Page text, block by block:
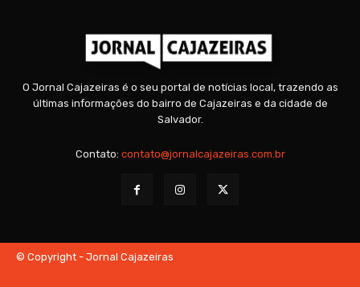
O Jornal Cajazeiras é o seu portal de notícias local, trazendo as
últimas informações do bairro de Cajazeiras e da cidade de
Salvador.
Contato: contato@jornalcajazeiras.com.br
© Copyright - Jornal Cajazeiras